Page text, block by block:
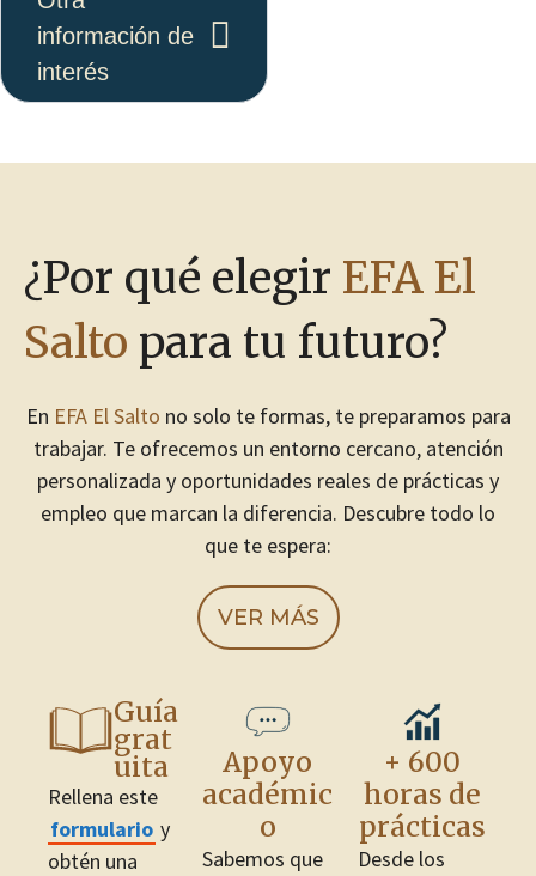
información de
interés
¿Por qué elegir EFA El
Salto para tu futuro?
En EFA El Salto no solo te formas, te preparamos para
trabajar. Te ofrecemos un entorno cercano, atención
personalizada y oportunidades reales de prácticas y
empleo que marcan la diferencia. Descubre todo lo
que te espera:
VER MÁS
Guía
grat
uita
Rellena este
formulario y
obtén una
Apoyo
académic
o
Sabemos que
+ 600
horas de
prácticas
Desde los